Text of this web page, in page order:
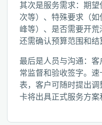
其次是服务需求：期
次等）、特殊要求（
峰等）、是否需要开
还需确认预算范围和结
最后是人员与沟通：客
常监督和验收签字。
表，客户可随时提出
卡将出具正式服务方案